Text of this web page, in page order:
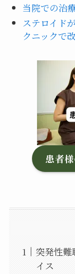
当院での治
ステロイド
クニックで
患者
突発性難
イス